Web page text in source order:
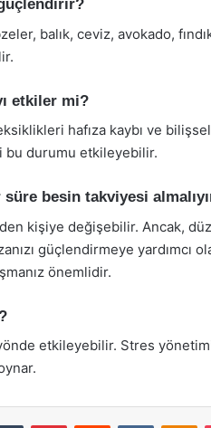
balık, ceviz, avokado,
etkiler mi?
hafıza kaybı ve
bu durumu etkileyebilir.
besin takviyesi
kişiye değişebilir. Ancak,
güçlendirmeye yardımcı
önemlidir.
etkileyebilir. Stres
Tumblr PinterestReddit VKontakte